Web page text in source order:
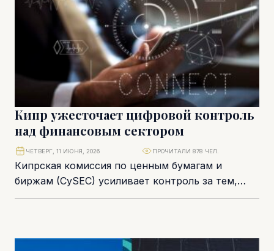
Кипр ужесточает цифровой контроль
над финансовым сектором
Кипрская комиссия по ценным бумагам и
биржам (CySEC) усиливает контроль за тем,
насколько финансовые компании готовы
ЧЕТВЕРГ, 11 ИЮНЯ, 2026 ПРОЧИТАЛИ 878 ЧЕЛ.